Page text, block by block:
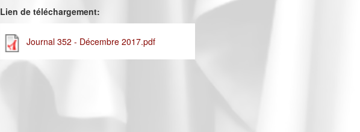
Lien de téléchargement:
Journal 352 - Décembre 2017.pdf